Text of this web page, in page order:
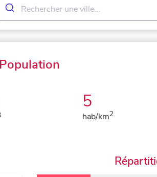
Population
5
hab/km2